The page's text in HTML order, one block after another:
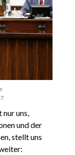
uns,
und der
stellt uns